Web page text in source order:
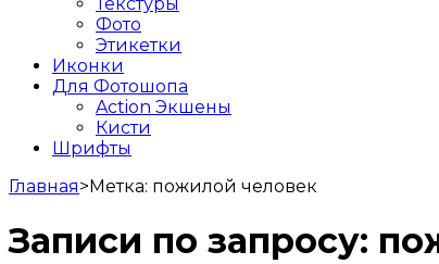
Фото
Этикетки
Иконки
Для Фотошопа
Action Экшены
Кисти
Шрифты
Главная>Метка: пожилой человек
Записи по запросу: